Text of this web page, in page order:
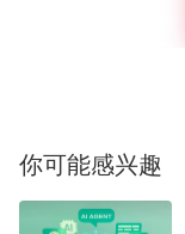
你可能感兴趣